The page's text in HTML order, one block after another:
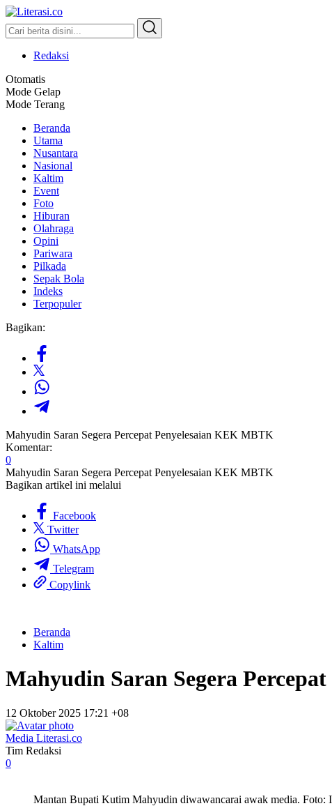
Literasi.co
Pilar Informasi
Redaksi
Otomatis
Mode Gelap
Mode Terang
Beranda
Utama
Nusantara
Nasional
Kaltim
Event
Foto
Hiburan
Olahraga
Opini
Pariwara
Pilkada
Sepak Bola
Indeks
Terpopuler
Bagikan:
Mahyudin Saran Segera Percepat Penyelesaian KEK MBTK
Komentar:
0
Mahyudin Saran Segera Percepat Penyelesaian KEK MBTK
Bagikan artikel ini melalui
Facebook
Twitter
WhatsApp
Telegram
Copylink
Beranda
Kaltim
Mahyudin Saran Segera
12 Oktober 2025 17:21 +08
Media Literasi.co
Tim Redaksi
0
Mantan Bupati Kutim Mahyudin diwawancarai awak media. Foto: